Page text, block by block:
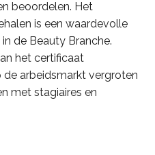
beoordelen. Het
is een waardevolle
de Beauty Branche.
het certificaat
de arbeidsmarkt vergroten
met stagiaires en